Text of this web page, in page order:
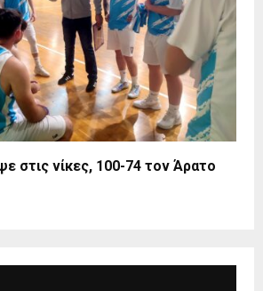
στις νίκες, 100-74 τον Άρατο